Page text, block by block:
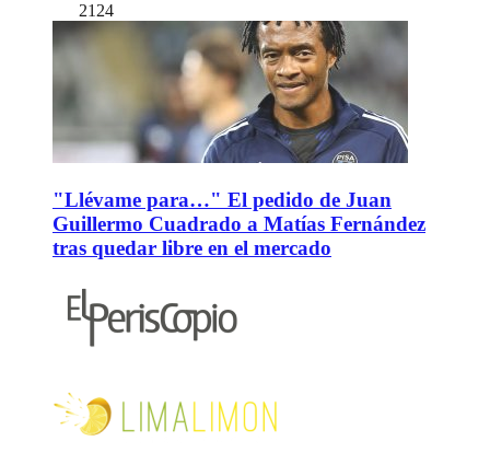
2124
"Llévame para…" El pedido de Juan
Guillermo Cuadrado a Matías Fernández
tras quedar libre en el mercado